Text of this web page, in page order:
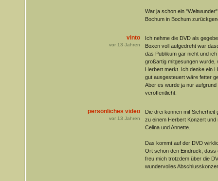
War ja schon ein
Bochum in Bochum
vinto
vor 13 Jahren
Ich nehme die DVD als
Boxen voll aufgedreht war
das Publikum gar nicht und
großartig mitgesungen wurde,
Herbert merkt. Ich denke ein
gut ausgesteuert wäre fetter
Aber es wurde ja nur
veröffentlicht.
persönliches video
vor 13 Jahren
Die drei können mit Sicherheit
zu einem Herbert Konzert
Celina und Annette.
Das kommt auf der DVD
Ort schon den Eindruck, dass
freu mich trotzdem über die
wundervolles